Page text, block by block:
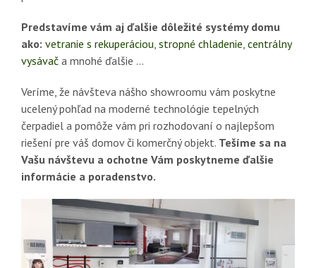
Predstavíme vám aj ďalšie dôležité systémy domu
ako: vetranie s rekuperáciou, stropné chladenie, centrálny
vysávača mnohé ďalšie …
Veríme, že návšteva nášho showroomu vám poskytne
ucelený pohľad na moderné technológie tepelných
čerpadiel a pomôže vám pri rozhodovaní o najlepšom
riešení pre váš domov či komerčný objekt. Tešíme sa na
Vašu návštevu a ochotne Vám poskytneme ďalšie
informácie a poradenstvo.